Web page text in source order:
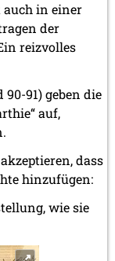
auch in einer
der
reizvolles
90-91) geben die
auf,
dass
hinzufügen:
wie sie